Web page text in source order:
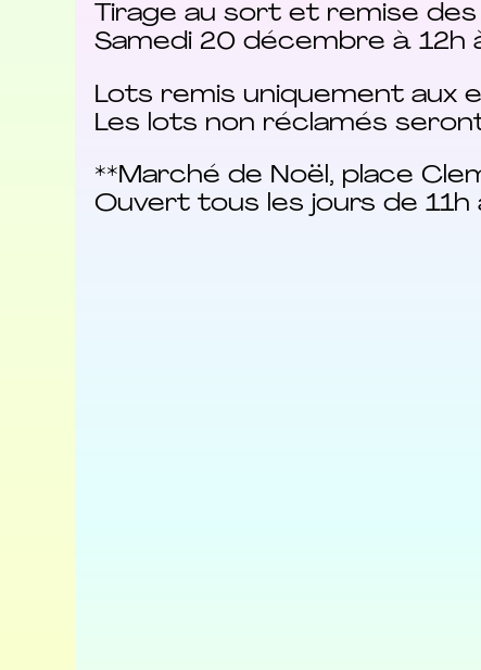
Tirage au sort et remise des
Samedi 20 décembre à 12h
Lots remis uniquement aux
Les lots non réclamés
**Marché de Noël, place
Ouvert tous les jours de 11h